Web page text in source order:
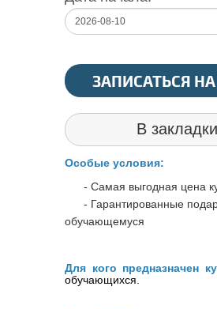
ЗАПИСАТЬСЯ
В закладки
Особые условия:
- Самая выгодная цена
- Гарантированные
обучающемуся
Для кого предназначен
обучающихся